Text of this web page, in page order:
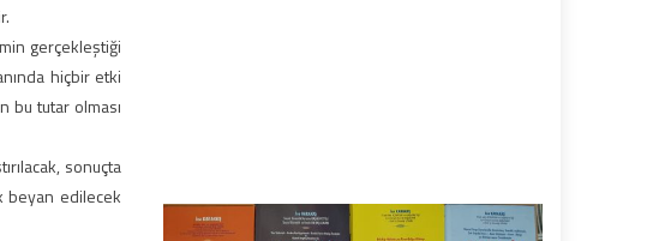
gerçekleştiği
hiçbir etki
bu tutar olması
sonuçta
beyan edilecek